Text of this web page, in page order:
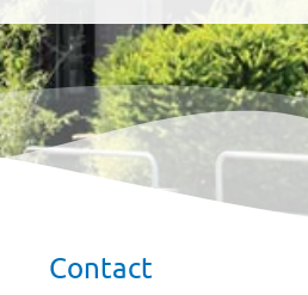
Contact